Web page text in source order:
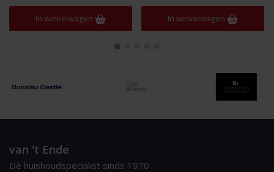
In winkelwagen In winkelwagen
van 't Ende
Dè huishoudspecialist sinds 1970